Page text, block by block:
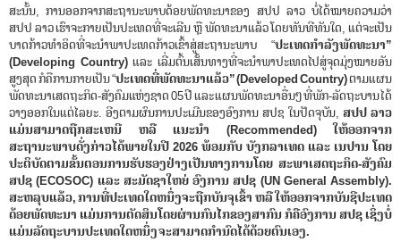
ສະນັ້ນ, ການອອກຈາກສະຖານະພາບດ້ອຍພັດທະນາຂອງ ສປປ ລາວ ບໍ່ໄດ້ໝາຍຄວາມວ່າ
ສປປ ລາວ ເຮົາຈະກາຍເປັນປະເທດທີ່ຈະເລີນ ຫຼື ພັດທະນາແລ້ວ ໂດຍທັນທີທັນໃດ, ແຕ່ຈະເປັນ
ບາດກ້າວທໍາອິດທີ່ຈະນໍາພາປະເທດກ້າວເຂົ້າສູ່ສະຖານະພາບ “ປະເທດກໍາລັງພັດທະນາ”
(Developing Country)ແລະ ເລີ່ມຕົ້ນເສັ້ນທາງທີ່ຈະນໍາພາປະເທດໄປສູ່ຈຸດມຸ່ງໝາຍອັນ
ສູງສຸດ ກໍຄືການກາຍເປັນ “ປະເທດທີ່ພັດທະນາແລ້ວ” (Developed Country)ຕາມແຜນ
ພັດທະນາເສດຖະກິດ-ສັງຄົມແຫ່ງຊາດ 05 ປີ ແລະ ແຜນພັດທະນາອື່ນໆ ທີ່ພັກ-ລັດຖະບານ ໄດ້
ວາງອອກໃນແຕ່ໄລຍະ. ອີງຕາມຜົນການປະເມີນຂອງອົງການ ສປຊ ໃນປັດຈຸບັນ, ສປປ ລາວ
ແມ່ນສາມາດຖືກສະເຫນີ ຫລື ແນະນໍາ (Recommended) ໃຫ້ອອກຈາກ
ສະຖານະພາບດັ່ງກ່າວໄດ້ພາຍໃນປີ 2026 ພ້ອມກັບ ບັງກລາເທດ ແລະ ເນປານ ໂດຍ
ປະຕິບັດຕາມຂັ້ນຕອນການຮັບຮອງຢ່າງເປັນທາງການໂດຍ ສະພາເສດຖະກິດ-ສັງຄົມ
ສປຊ (ECOSOC) ແລະ ສະມັດຊາໃຫຍ່ ອົງການ ສປຊ (UN General Assembly).
ສະຫລຸບແລ້ວ, ການທີ່ປະເທດໃດຫນຶ່ງຈະຖືກບັນຈຸເຂົ້າ ຫລື ໃຫ້ອອກຈາກບັນຊີປະເທດ
ດ້ອຍພັດທະນາ ແມ່ນການຕັດສິນໂດຍຜ່ານກົນໄກຂອງສາກົນ ກໍຄືອົງການ ສປຊ ເຊິ່ງບໍ່
ແມ່ນລັດຖະບານປະເທດໃດຫນຶ່ງ ຈະສາມາດກໍານົດໄດ້ດ້ວຍຕົນເອງ.